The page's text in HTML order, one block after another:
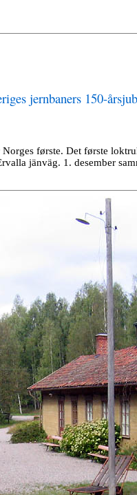
jernbaners 150-
første. Det første
jänväg. 1. desember